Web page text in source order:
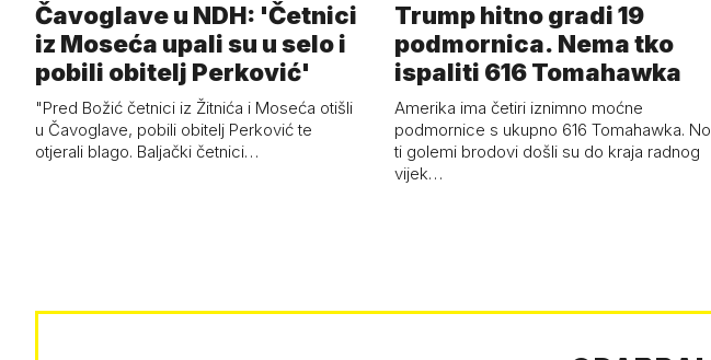
Čavoglave u NDH: 'Četnici
iz Moseća upali su u selo i
pobili obitelj Perković'
"Pred Božić četnici iz Žitnića i Moseća otišli
u Čavoglave, pobili obitelj Perković te
otjerali blago. Baljački četnici…
Trump hitno gradi 19
podmornica. Nema tko
ispaliti 616 Tomahawka
Amerika ima četiri iznimno moćne
podmornice s ukupno 616 Tomahawka. No
ti golemi brodovi došli su do kraja radnog
vijek…